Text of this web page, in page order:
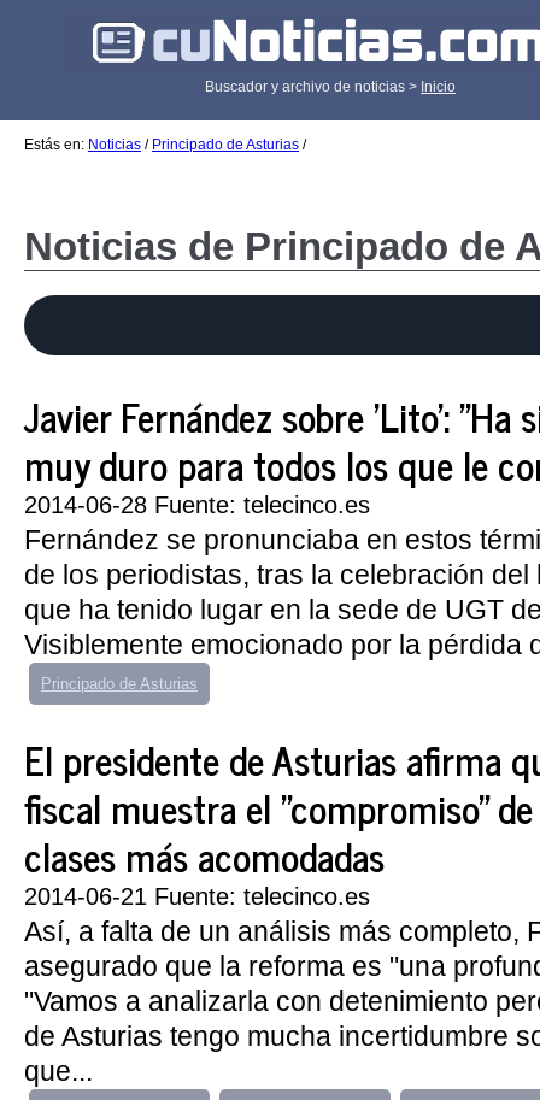
Buscador y archivo de noticias > Inicio
Estás en: Noticias / Principado de Asturias /
Noticias de Principado de
Javier Fernández sobre 'Lito': "Ha
muy duro para todos los que le
2014-06-28 Fuente: telecinco.es
Fernández se pronunciaba en estos
de los periodistas, tras la celebración del
que ha tenido lugar en la sede de UGT
Visiblemente emocionado por la pérdida
Principado de Asturias
El presidente de Asturias afirma
fiscal muestra el "compromiso"
clases más acomodadas
2014-06-21 Fuente: telecinco.es
Así, a falta de un análisis más completo,
asegurado que la reforma es "una
"Vamos a analizarla con detenimiento
de Asturias tengo mucha incertidumbre
que...